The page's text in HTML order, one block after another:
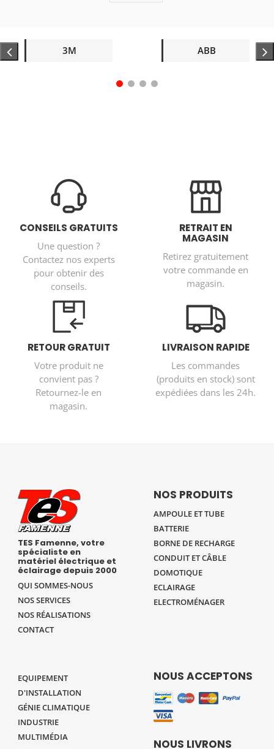
3M ABB
CONSEILS GRATUITS
Une question ?
Contactez nos experts
pour obtenir des
conseils.
RETRAIT EN
MAGASIN
Retirez gratuitement
votre commande en
magasin.
RETOUR GRATUIT
Votre produit ne
convient pas ?
Retournez-le en
magasin.
LIVRAISON RAPIDE
Les commandes
(produits en stock) sont
expédiées dans les 24h.
TES Famenne, votre
spécialiste en
matériel électrique et
éclairage depuis 2000
QUI SOMMES-NOUS
NOS SERVICES
NOS RÉALISATIONS
CONTACT
NOS PRODUITS
AMPOULE ET TUBE
BATTERIE
BORNE DE RECHARGE
CONDUIT ET CÂBLE
DOMOTIQUE
ECLAIRAGE
ELECTROMÉNAGER
EQUIPEMENT
D'INSTALLATION
GÉNIE CLIMATIQUE
INDUSTRIE
MULTIMÉDIA
NOUS ACCEPTONS
NOUS LIVRONS